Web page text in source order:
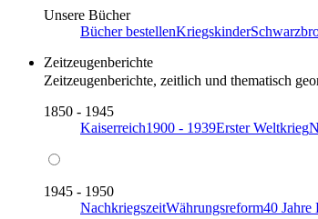
Unsere Bücher
Bücher bestellenKriegskinder
Zeitzeugenberichte
Zeitzeugenberichte, zeitlich und thematisch
1850 - 1945
Kaiserreich1900 - 1939Erster Weltkrieg
1945 - 1950
NachkriegszeitWährungsreform40 Jahre